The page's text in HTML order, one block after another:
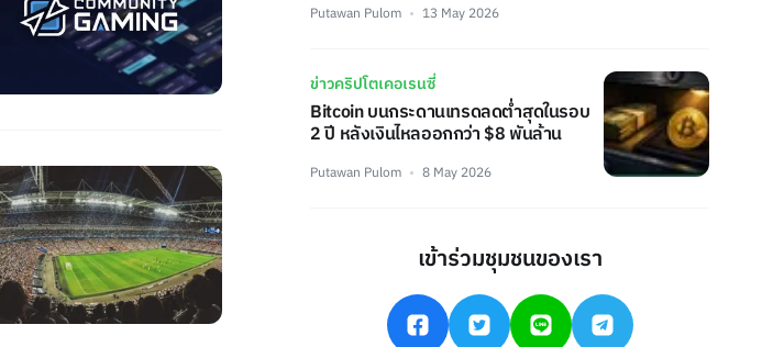
Putawan Pulom 13 May 2026
ข่าวคริปโตเคอเรนซี่
Bitcoin บนกระดานเทรดลดต่ำสุดในรอบ
2 ปี หลังเงินไหลออกกว่า $8 พันล้าน
Putawan Pulom 8 May 2026
เข้าร่วมชุมชนของเรา